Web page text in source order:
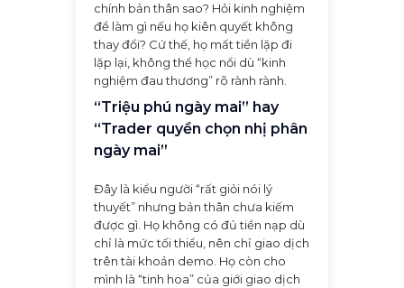
chính bản thân sao? Hỏi kinh nghiệm
để làm gì nếu họ kiên quyết không
thay đổi? Cứ thế, họ mất tiền lặp đi
lặp lại, không thể học nổi dù “kinh
nghiệm đau thương” rõ rành rành.
“Triệu phú ngày mai” hay
“Trader quyền chọn nhị phân
ngày mai”
Đây là kiểu người “rất giỏi nói lý
thuyết” nhưng bản thân chưa kiếm
được gì. Họ không có đủ tiền nạp dù
chỉ là mức tối thiểu, nên chỉ giao dịch
trên tài khoản demo. Họ còn cho
mình là “tinh hoa” của giới giao dịch